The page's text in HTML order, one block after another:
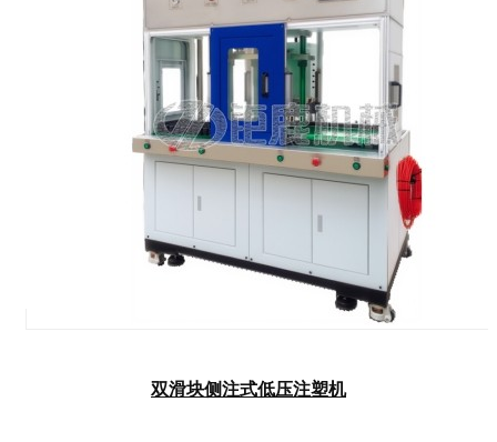
双滑块侧注式低压注塑机